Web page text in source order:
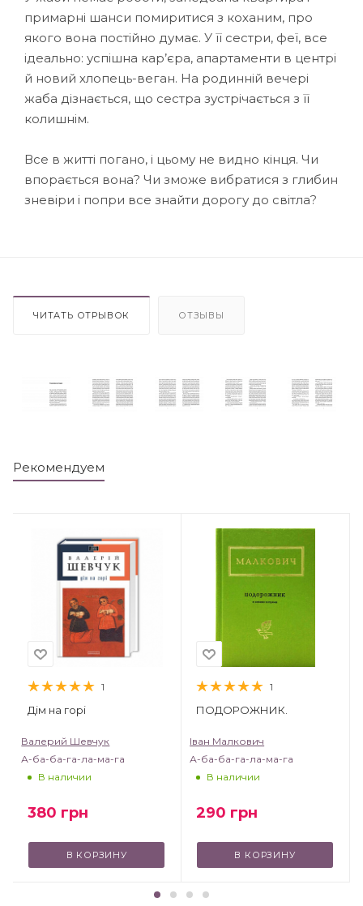
примарні шанси помиритися з коханим, про
якого вона постійно думає. У її сестри, феї, все
ідеально: успішна кар’єра, апартаменти в центрі
й новий хлопець-веган. На родинній вечері
жаба дізнається, що сестра зустрічається з її
колишнім.
Все в житті погано, і цьому не видно кінця. Чи
впорається вона? Чи зможе вибратися з глибин
зневіри і попри все знайти дорогу до світла?
ЧИТАТЬ ОТРЫВОК ОТЗЫВЫ
Рекомендуем
1
Дім на горі
Валерий Шевчук
А-ба-ба-га-ла-ма-га
В наличии
380 грн
В КОРЗИНУ
1
ПОДОРОЖНИК.
Іван Малкович
А-ба-ба-га-ла-ма-га
В наличии
290 грн
В КОРЗИНУ